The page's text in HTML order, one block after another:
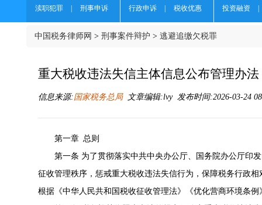
渎职犯罪
刑事申诉
行政申诉
税收优惠
投资融资
中国税务律师网 > 刑事案件辩护 > 逃避追缴欠税罪
重大税收违法失信主体信息公布管理办法
信息来源:国家税务总局文章编辑:lvy 发布时间:2026-03-24
第一章 总则
第一条 为了贯彻落实中共中央办公厅、国务院办公厅印
征收管理秩序，惩戒重大税收违法失信行为，保障税务行政
根据《中华人民共和国税收征收管理法》《优化营商环境条